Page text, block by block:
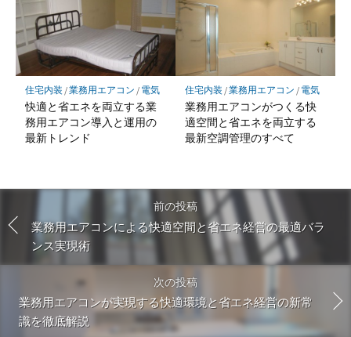
住宅内装 /業務用エアコン / 電気
快適と省エネを両立する業
務用エアコン導入と運用の
最新トレンド
住宅内装 /業務用エアコン / 電気
業務用エアコンがつくる快
適空間と省エネを両立する
最新空調管理のすべて
前の投稿
業務用エアコンによる快適空間と省エネ経営の最適バラ
ンス実現術
次の投稿
業務用エアコンが実現する快適環境と省エネ経営の新常
識を徹底解説